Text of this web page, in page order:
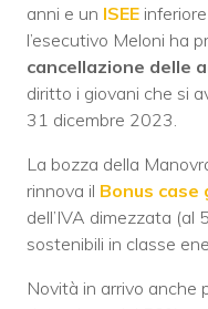
anni e un ISEE
l’esecutivo Meloni ha
cancellazione delle
diritto i giovani che si
31 dicembre 2023.
La bozza della
rinnova il Bonus case
dell’IVA dimezzata (al
sostenibili in classe
Novità in arrivo anche